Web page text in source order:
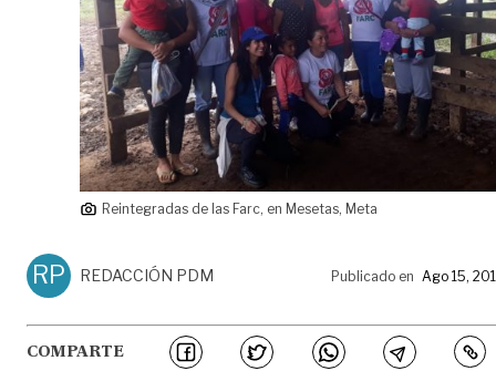
Reintegradas de las Farc, en Mesetas, Meta
RP REDACCIÓN PDM Publicado en Ago 15,
COMPARTE